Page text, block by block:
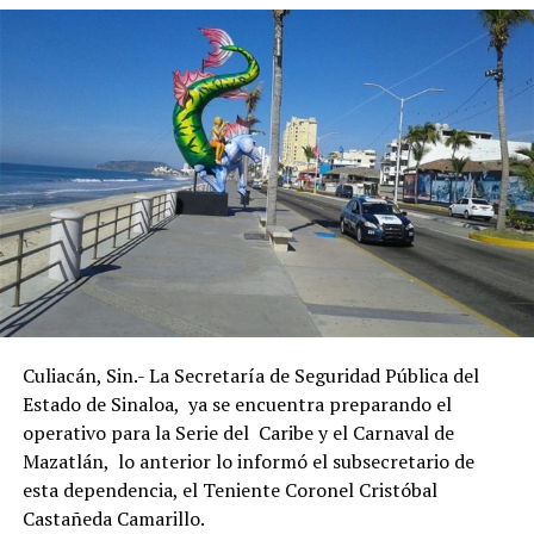
Culiacán, Sin.- La Secretaría de Seguridad Pública del
Estado de Sinaloa, ya se encuentra preparando el
operativo para la Serie del Caribe y el Carnaval de
Mazatlán, lo anterior lo informó el subsecretario de
esta dependencia, el Teniente Coronel Cristóbal
Castañeda Camarillo.